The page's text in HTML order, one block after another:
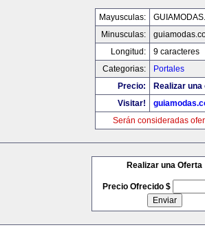
Mayusculas:
Minusculas:
Longitud:
9 caracteres
Categorias:
Portales
Precio:
Realizar
Visitar!
Serán consideradas
Realizar una Oferta
Precio Ofrecido $